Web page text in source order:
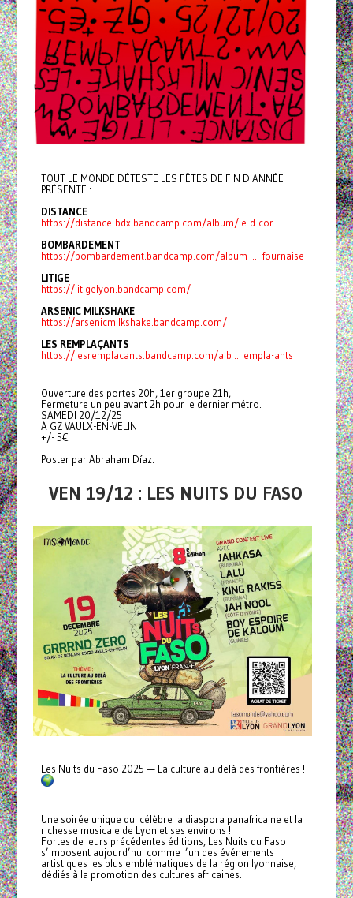
TOUT LE MONDE DÉTESTE LES FÊTES DE FIN D'ANNÉE
PRÉSENTE :
DISTANCE
https://distance-bdx.bandcamp.com/album/le-d-cor
BOMBARDEMENT
https://bombardement.bandcamp.com/album ... -fournaise
LITIGE
https://litigelyon.bandcamp.com/
ARSENIC MILKSHAKE
https://arsenicmilkshake.bandcamp.com/
LES REMPLAÇANTS
https://lesremplacants.bandcamp.com/alb ... empla-ants
Ouverture des portes 20h, 1er groupe 21h,
Fermeture un peu avant 2h pour le dernier métro.
SAMEDI 20/12/25
À GZ VAULX-EN-VELIN
+/- 5€
Poster par Abraham Díaz.
VEN 19/12 : LES NUITS DU FASO
Les Nuits du Faso 2025 — La culture au-delà des frontières !
Une soirée unique qui célèbre la diaspora panafricaine et la
richesse musicale de Lyon et ses environs !
Fortes de leurs précédentes éditions, Les Nuits du Faso
s’imposent aujourd’hui comme l’un des événements
artistiques les plus emblématiques de la région lyonnaise,
dédiés à la promotion des cultures africaines.